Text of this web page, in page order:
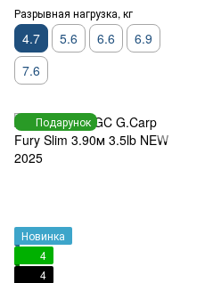
Разрывная нагрузка, кг
4.7 5.6 6.6
6.9
7.6
Подарунок
Новинка
4
4